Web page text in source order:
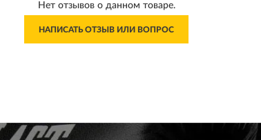
Нет отзывов о данном товаре.
НАПИСАТЬ ОТЗЫВ ИЛИ ВОПРОС